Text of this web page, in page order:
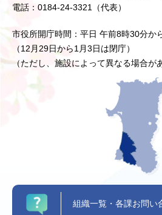
電話：0184-24-3321（代表）
市役所開庁時間：平日 午前8時30分か
（12月29日から1月3日は閉庁）
（ただし、施設によって異なる場合が
組織一覧・各課お問い